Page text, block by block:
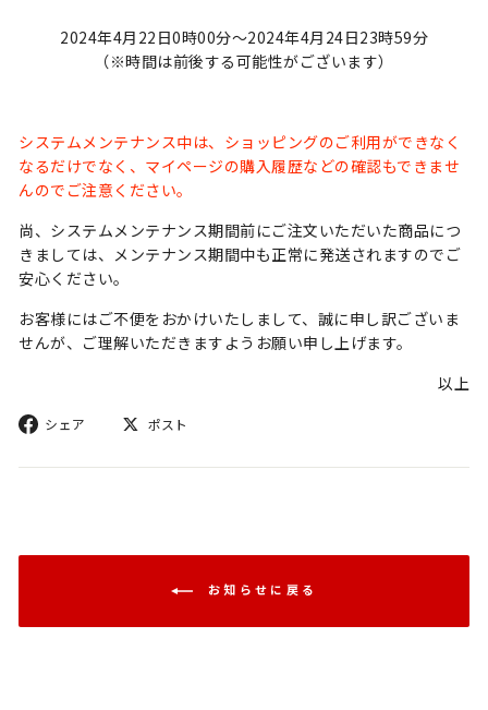
2024年4月22日0時00分～2024年4月24日23時59分
（※時間は前後する可能性がございます）
システムメンテナンス中は、ショッピングのご利用ができなく
なるだけでなく、マイページの購入履歴などの確認もできませ
んのでご注意ください。
尚、システムメンテナンス期間前にご注文いただいた商品につ
きましては、メンテナンス期間中も正常に発送されますのでご
安心ください。
お客様にはご不便をおかけいたしまして、誠に申し訳ございま
せんが、ご理解いただきますようお願い申し上げます。
以上
シェア
ア
ポスト
ト
お知らせに戻る